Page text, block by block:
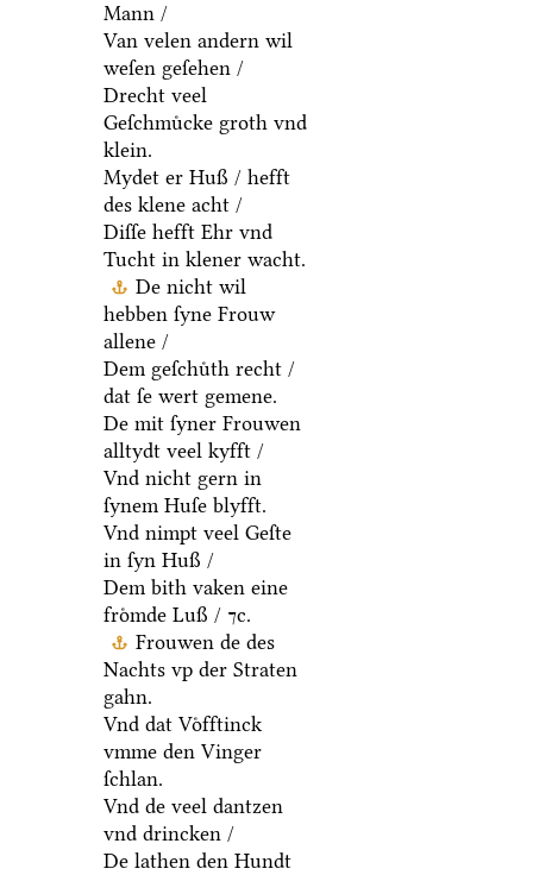
Mann /
Van velen andern wil
weſen geſehen /
Drecht veel
Geſchmuͤcke groth vnd
klein.
Mydet er Huß / hefft
des klene acht /
Diſſe hefft Ehr vnd
Tucht in klener wacht.
De nicht wil
hebben ſyne Frouw
allene /
Dem geſchuͤth recht /
dat ſe wert gemene.
De mit ſyner Frouwen
alltydt veel kyfft /
Vnd nicht gern in
ſynem Huſe blyfft.
Vnd nimpt veel Geſte
in ſyn Huß /
Dem bith vaken eine
froͤmde Luß / ⁊c.
Frouwen de des
Nachts vp der Straten
gahn.
Vnd dat Voͤfftinck
vmme den Vinger
ſchlan.
Vnd de veel dantzen
vnd drincken /
De lathen den Hundt